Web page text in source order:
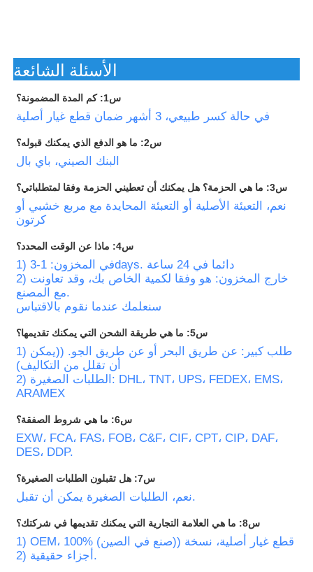
الأسئلة الشائعة
س1: كم المدة المضمونة؟
في حالة كسر طبيعي، 3 أشهر ضمان قطع غيار أصلية
س2: ما هو الدفع الذي يمكنك قبوله؟
البنك الصيني، باي بال
س3: ما هي الحزمة؟ هل يمكنك أن تعطيني الحزمة وفقا لمتطلباتي؟
نعم، التعبئة الأصلية أو التعبئة المحايدة مع مربع خشبي أو
كرتون
س4: ماذا عن الوقت المحدد؟
1) في المخزون: 1-3days. دائما في 24 ساعة
2) خارج المخزون: هو وفقا لكمية الخاص بك، وقد تعاونت
مع المصنع.
سنعلمك عندما نقوم بالاقتباس
س5: ما هي طريقة الشحن التي يمكنك تقديمها؟
1) طلب كبير: عن طريق البحر أو عن طريق الجو. ((يمكن
أن تقلل من التكاليف)
2) الطلبات الصغيرة: DHL، TNT، UPS، FEDEX، EMS،
ARAMEX
س6: ما هي شروط الصفقة؟
EXW، FCA، FAS، FOB، C&F، CIF، CPT، CIP، DAF،
DES، DDP.
س7: هل تقبلون الطلبات الصغيرة؟
نعم، الطلبات الصغيرة يمكن أن تقبل.
س8: ما هي العلامة التجارية التي يمكنك تقديمها في شركتك؟
1) OEM، 100% قطع غيار أصلية، نسخة ((صنع في الصين)
2) أجزاء حقيقية.